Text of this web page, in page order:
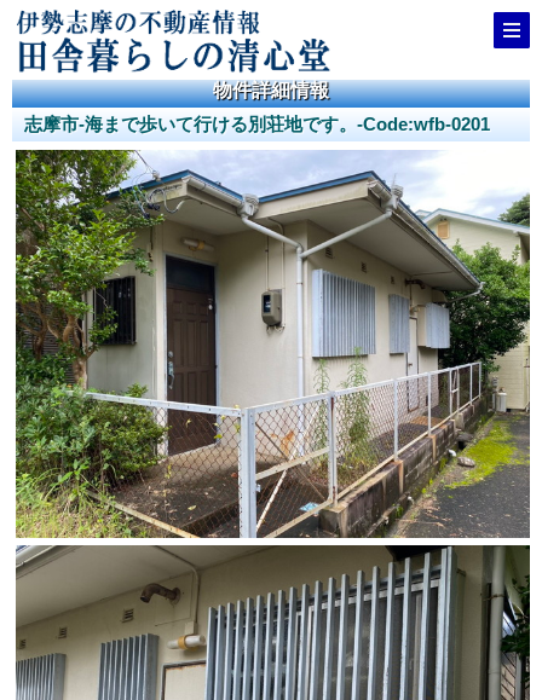
物件詳細情報
志摩市-海まで歩いて行ける別荘地です。-Code:wfb-0201